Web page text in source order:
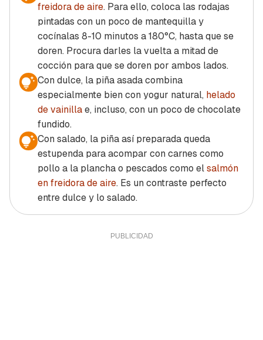
freidora de aire. Para ello, coloca las rodajas
pintadas con un poco de mantequilla y
cocínalas 8-10 minutos a 180°C, hasta que se
doren. Procura darles la vuelta a mitad de
cocción para que se doren por ambos lados.
Con dulce, la piña asada combina
especialmente bien con yogur natural, helado
de vainillae, incluso, con un poco de chocolate
fundido.
Con salado, la piña así preparada queda
estupenda para acompar con carnes como
pollo a la plancha o pescados como elsalmón
en freidora de aire. Es un contraste perfecto
entre dulce y lo salado.